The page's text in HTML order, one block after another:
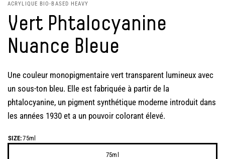
ACRYLIQUE BIO-BASED HEAVY
Vert Phtalocyanine
Nuance Bleue
Une couleur monopigmentaire vert transparent lumineux avec
un sous-ton bleu. Elle est fabriquée à partir de la
phtalocyanine, un pigment synthétique moderne introduit dans
les années 1930 et a un pouvoir colorant élevé.
SIZE:75ml
75ml